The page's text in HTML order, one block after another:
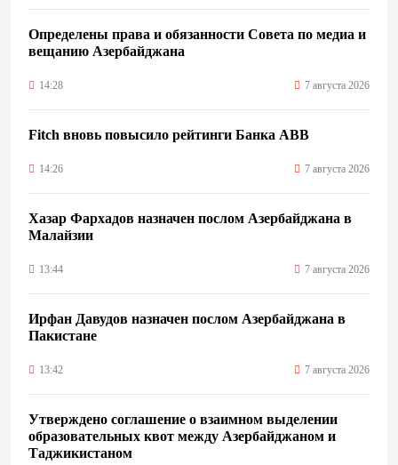
Определены права и обязанности Совета по медиа и
вещанию Азербайджана
14:28 7 августа 2026
Fitch вновь повысило рейтинги Банка ABB
14:26 7 августа 2026
Хазар Фархадов назначен послом Азербайджана в
Малайзии
13:44 7 августа 2026
Ирфан Давудов назначен послом Азербайджана в
Пакистане
13:42 7 августа 2026
Утверждено соглашение о взаимном выделении
образовательных квот между Азербайджаном и
Таджикистаном